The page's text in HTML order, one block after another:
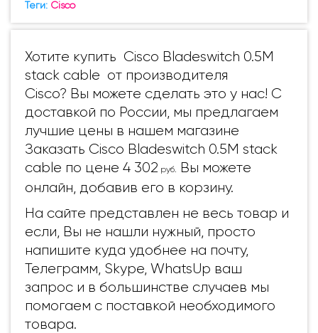
Теги: Cisco
Хотите купить Cisco Bladeswitch 0.5M
stack cable от производителя
Cisco? Вы можете сделать это у нас! С
доставкой по России, мы предлагаем
лучшие цены в нашем магазине
Заказать Cisco Bladeswitch 0.5M stack
cable по цене 4 302 руб.
Вы можете
онлайн, добавив его в корзину.
На сайте представлен не весь товар и
если, Вы не нашли нужный, просто
напишите куда удобнее на почту,
Телеграмм, Skype, WhatsUp ваш
запрос и в большинстве случаев мы
помогаем с поставкой необходимого
товара.